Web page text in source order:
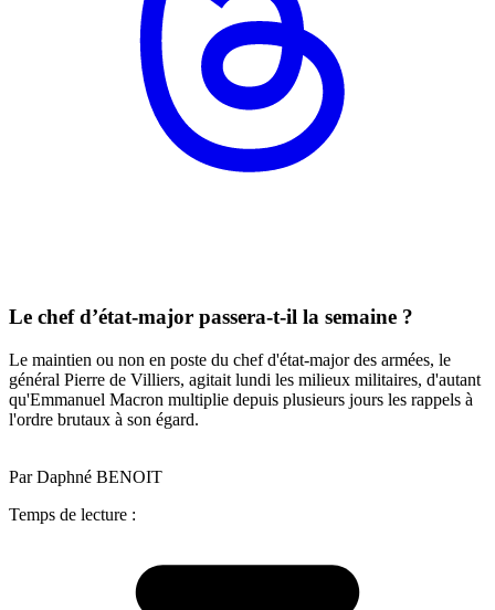
Le chef d’état-major passera-t-il la semaine ?
Le maintien ou non en poste du chef d'état-major des armées, le
général Pierre de Villiers, agitait lundi les milieux militaires, d'autant
qu'Emmanuel Macron multiplie depuis plusieurs jours les rappels à
l'ordre brutaux à son égard.
Par Daphné BENOIT
Temps de lecture :